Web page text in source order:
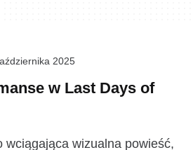
2025
w Last Days of
wciągająca wizualna powieść,